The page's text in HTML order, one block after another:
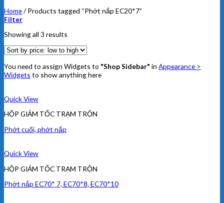
Home/ Products tagged “Phớt nắp EC20*7”
Filter
Showing all 3 results
You need to assign Widgets to "Shop Sidebar" in Appearance >
Widgets to show anything here
Quick View
HỘP GIẢM TỐC TRẠM TRỘN
Phớt cuối, phớt nắp
Quick View
HỘP GIẢM TỐC TRẠM TRỘN
Phớt nắp EC70* 7, EC70*8, EC70*10